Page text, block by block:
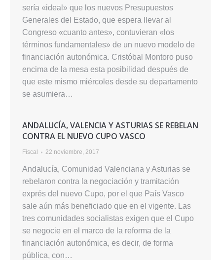
sería «ideal» que los nuevos Presupuestos
Generales del Estado, que espera llevar al
Congreso «cuanto antes», contuvieran «los
términos fundamentales» de un nuevo modelo de
financiación autonómica. Cristóbal Montoro puso
encima de la mesa esta posibilidad después de
que este mismo miércoles desde su departamento
se asumiera…
ANDALUCÍA, VALENCIA Y ASTURIAS SE REBELAN
CONTRA EL NUEVO CUPO VASCO
Fiscal 22 noviembre, 2017
Andalucía, Comunidad Valenciana y Asturias se
rebelaron contra la negociación y tramitación
exprés del nuevo Cupo, por el que País Vasco
sale aún más beneficiado que en el vigente. Las
tres comunidades socialistas exigen que el Cupo
se negocie en el marco de la reforma de la
financiación autonómica, es decir, de forma
pública, con…